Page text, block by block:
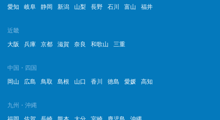
愛知
岐阜 静岡 新潟 山梨 長野 石川 富山 福井
近畿
大阪
兵庫 京都 滋賀 奈良 和歌山 三重
中国・四国
岡山
広島 鳥取 島根 山口 香川 徳島 愛媛 高知
九州・沖縄